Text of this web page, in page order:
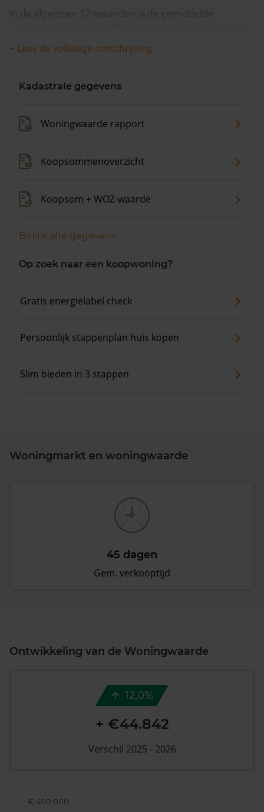
In de afgelopen 12 maanden is de gemiddelde
+ Lees de volledige omschrijving
Kadastrale gegevens
Woningwaarde rapport
Koopsommenoverzicht
Koopsom + WOZ-waarde
Bekijk alle gegevens
Op zoek naar een koopwoning?
Gratis energielabel check
Persoonlijk stappenplan huis kopen
Slim bieden in 3 stappen
Woningmarkt en woningwaarde
45 dagen
Gem. verkooptijd
Ontwikkeling van de Woningwaarde
€ 400.000
12,0%
+ €44.842
Verschil 2025 - 2026